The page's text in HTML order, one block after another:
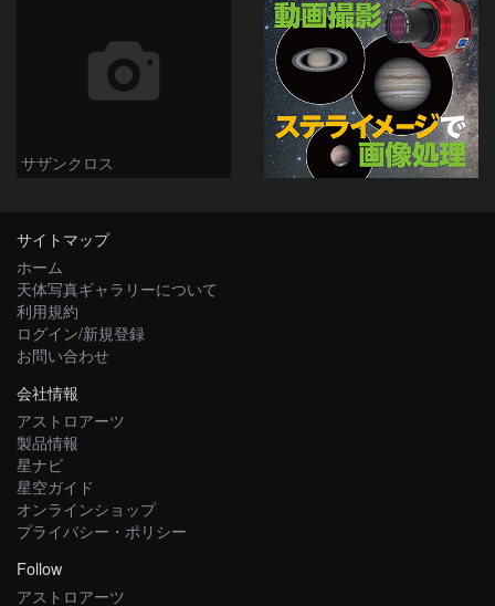
サザンクロス
サイトマップ
ホーム
天体写真ギャラリーについて
利用規約
ログイン/新規登録
お問い合わせ
会社情報
アストロアーツ
製品情報
星ナビ
星空ガイド
オンラインショップ
プライバシー・ポリシー
Follow
アストロアーツ